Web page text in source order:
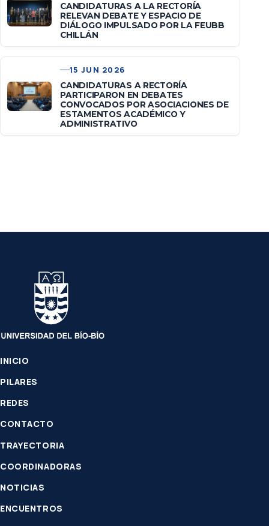
CANDIDATURAS A LA RECTORÍA
RELEVAN DEBATE Y ESPACIO DE
DIÁLOGO IMPULSADO POR LA FEUBB
CHILLÁN
15 JUN 2026
CANDIDATURAS A RECTORÍA
PARTICIPARON EN DEBATES
CONVOCADOS POR ASOCIACIONES DE
ESTAMENTOS ACADÉMICO Y
ADMINISTRATIVO
INICIO
PILARES
REDES
CONTACTO
TRAYECTORIA
COORDINADORAS
NOTICIAS
ENCUENTROS